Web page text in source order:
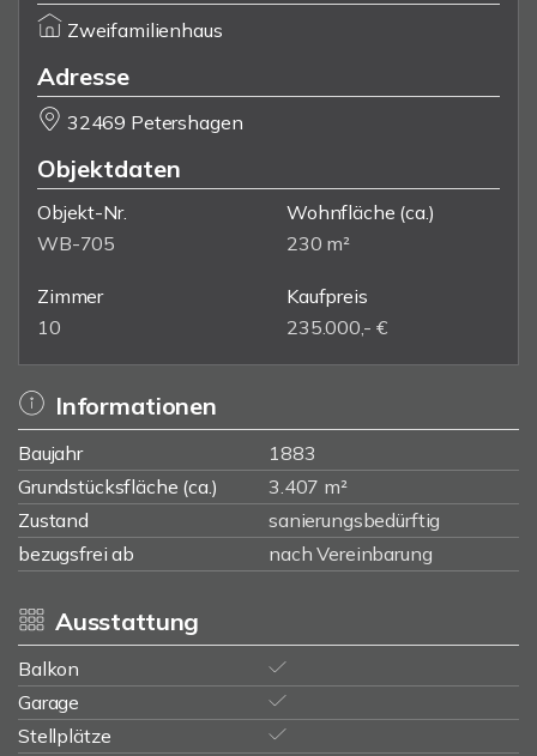
Zweifamilienhaus
Adresse
32469 Petershagen
Objektdaten
Objekt-Nr.
WB-705
Wohnfläche (ca.)
230 m²
Zimmer
10
Kaufpreis
235.000,- €
Informationen
Baujahr
1883
Grundstücksfläche (ca.)
3.407 m²
Zustand
sanierungsbedürftig
bezugsfrei ab
nach Vereinbarung
Ausstattung
Balkon
Garage
Stellplätze